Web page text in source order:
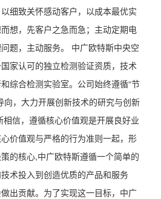
细致关怀感动客户，以成本最优实
想，先客户之急而急；主动定期电
题，主动服务。 中广欧特斯中央空
家认可的独立检测验证资质，技术
综合检测实验室。公司始终遵循“节
向，大力开展创新技术的研究与创新
信，遵循核心价值观是开展良好业
价值观与严格的行为准则一起，形
的核心,中广欧特斯遵循一个简单的
术投入到创造优质的产品和服务
出贡献。为了实现这一目标，中广